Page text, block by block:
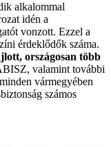
alkalommal
idén a
vonzott. Ezzel a
érdeklődők száma.
országosan több
valamint további
vármegyében
számos